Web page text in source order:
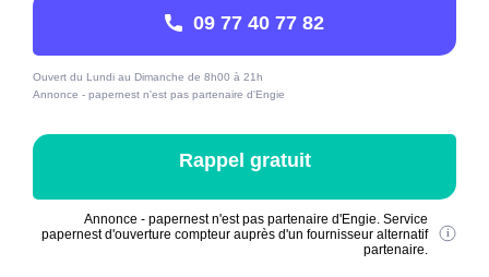
09 77 40 77 82
Ouvert du Lundi au Dimanche de 8h00 à 21h
Annonce - papernest n'est pas partenaire d'Engie
Rappel gratuit
Annonce - papernest n'est pas partenaire d'Engie. Service
papernest d'ouverture compteur auprès d'un fournisseur alternatif
partenaire.